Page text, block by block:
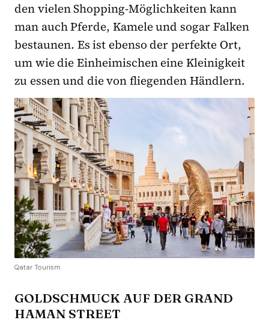
den vielen Shopping-Möglichkeiten kann
man auch Pferde, Kamele und sogar Falken
bestaunen. Es ist ebenso der perfekte Ort,
um wie die Einheimischen eine Kleinigkeit
zu essen und die von fliegenden Händlern.
Qatar Tourism
GOLDSCHMUCK AUF DER GRAND
HAMAN STREET